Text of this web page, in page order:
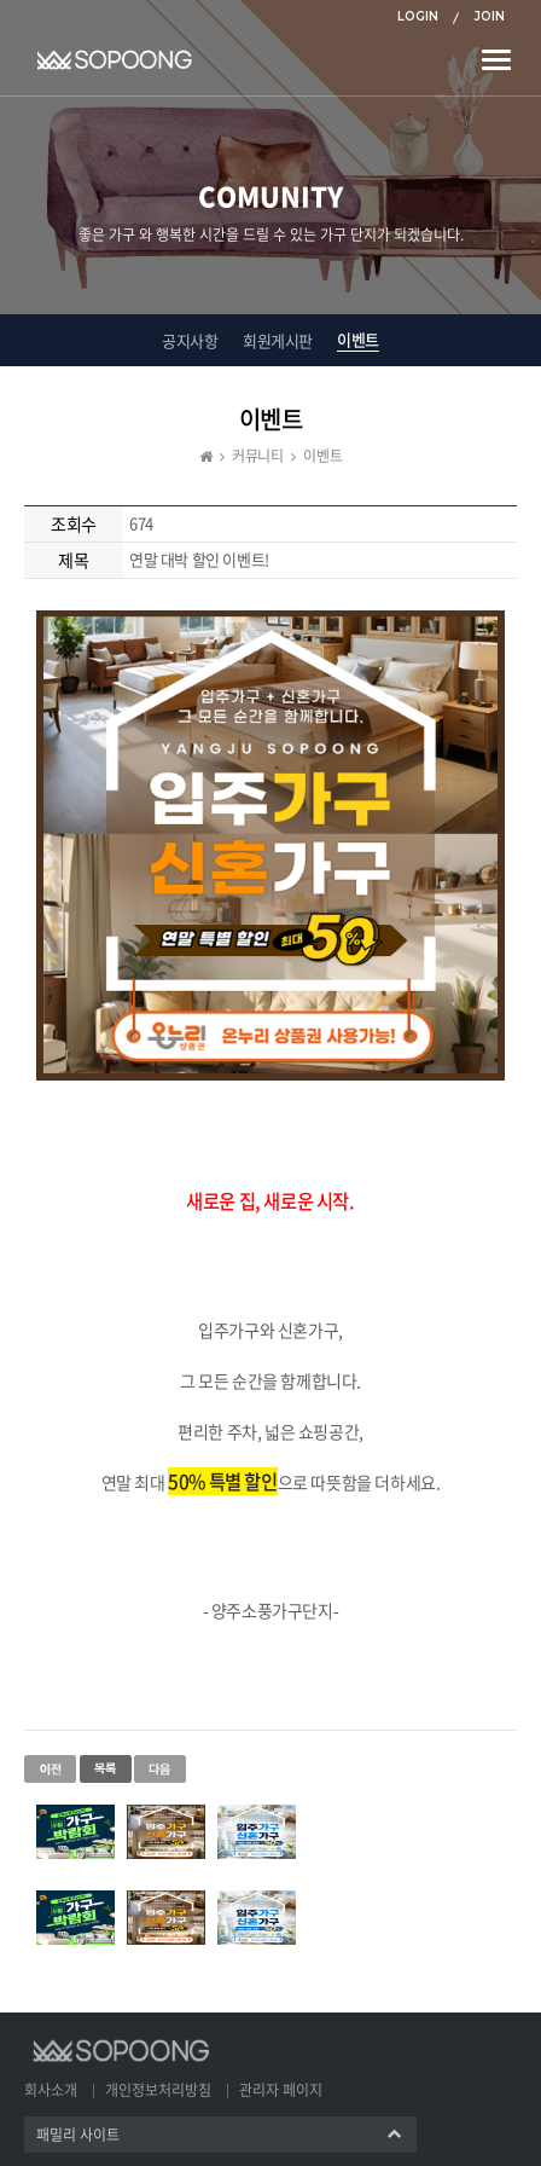
LOGIN JOIN
Toggle
COMUNITY
좋은 가구 와 행복한 시간을 드릴 수 있는 가구 단지가 되겠습니다.
공지사항 회원게시판 이벤트
이벤트
커뮤니티 이벤트
조회수 674
제목 연말 대박 할인 이벤트!
새로운 집, 새로운 시작.
입주가구와 신혼가구,
그 모든 순간을 함께합니다.
편리한 주차, 넓은 쇼핑공간,
연말 최대50% 특별 할인으로 따뜻함을 더하세요.
- 양주소풍가구단지-
회사소개 개인정보처리방침 관리자 페이지
패밀리 사이트